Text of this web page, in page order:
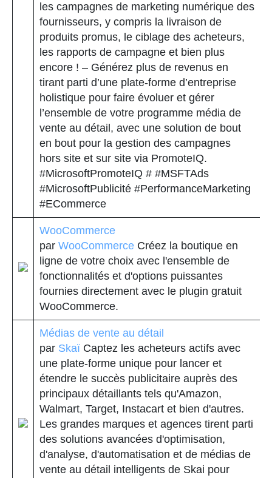
les campagnes de marketing numérique des
fournisseurs, y compris la livraison de
produits promus, le ciblage des acheteurs,
les rapports de campagne et bien plus
encore ! – Générez plus de revenus en
tirant parti d’une plate-forme d’entreprise
holistique pour faire évoluer et gérer
l’ensemble de votre programme média de
vente au détail, avec une solution de bout
en bout pour la gestion des campagnes
hors site et sur site via PromoteIQ.
#MicrosoftPromoteIQ # #MSFTAds
#MicrosoftPublicité #PerformanceMarketing
#ECommerce
WooCommerce
par WooCommerce Créez la boutique en
ligne de votre choix avec l'ensemble de
fonctionnalités et d'options puissantes
fournies directement avec le plugin gratuit
WooCommerce.
Médias de vente au détail
par Skaï Captez les acheteurs actifs avec
une plate-forme unique pour lancer et
étendre le succès publicitaire auprès des
principaux détaillants tels qu'Amazon,
Walmart, Target, Instacart et bien d'autres.
Les grandes marques et agences tirent parti
des solutions avancées d'optimisation,
d'analyse, d'automatisation et de médias de
vente au détail intelligents de Skai pour